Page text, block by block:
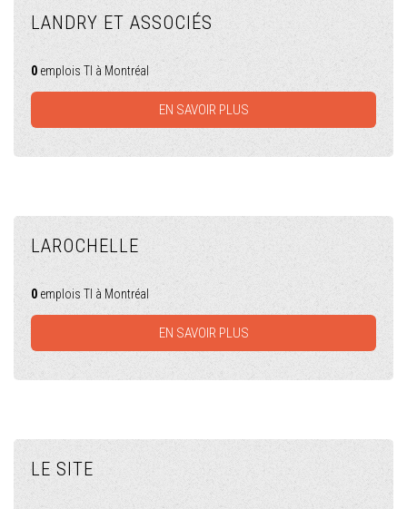
LANDRY ET ASSOCIÉS
0 emplois TI à Montréal
EN SAVOIR PLUS
LAROCHELLE
0 emplois TI à Montréal
EN SAVOIR PLUS
LE SITE